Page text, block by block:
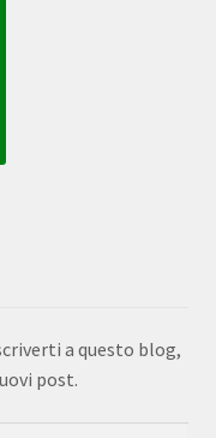
a questo blog,
post.